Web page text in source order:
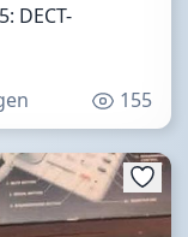
DECT-
155